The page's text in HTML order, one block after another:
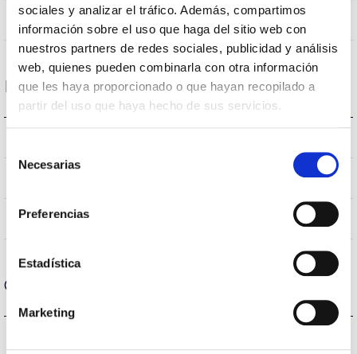
sociales y analizar el tráfico. Además, compartimos
información sobre el uso que haga del sitio web con
nuestros partners de redes sociales, publicidad y análisis
web, quienes pueden combinarla con otra información
que les haya proporcionado o que hayan recopilado a
partir del uso que haya hecho de sus servicios.
Necesarias
Preferencias
Estadística
Marketing
Iluminación Directa
Datos ópticos
Óptica VA00L1P
Carcasa y Acabado